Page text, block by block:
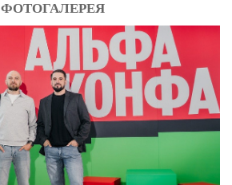
ФОТОГАЛЕРЕЯ